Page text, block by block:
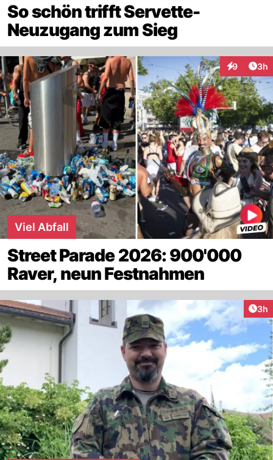
So schön trifft Servette-
Neuzugang zum Sieg
9 3h
Viel Abfall
Street Parade 2026: 900'000
Raver, neun Festnahmen
3h